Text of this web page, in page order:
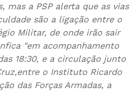
mas a PSP alerta que as vias
são a ligação entre o
Militar, de onde irão sair
"em acompanhamento
18:30, e a circulação junto
o Instituto Ricardo
das Forças Armadas, a